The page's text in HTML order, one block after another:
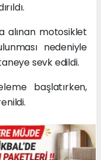
alınan motosiklet
nedeniyle
sevk edildi.
başlatırken,